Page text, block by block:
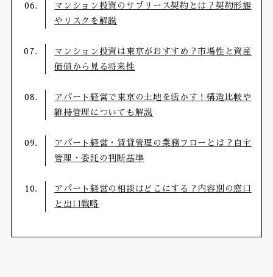
マンション投資のサブリース契約とは？契約形態
やリスクを解説
マンション投資は東京がおすすめ？市場性と資産
価値から見る将来性
アパート経営で東京の土地を活かす！構造比較や
維持管理についても解説
アパート経営・賃貸管理の業務フローとは？自主
管理・委託の判断基準
アパート経営の相談はどこにする？内容別の窓口
と出口戦略